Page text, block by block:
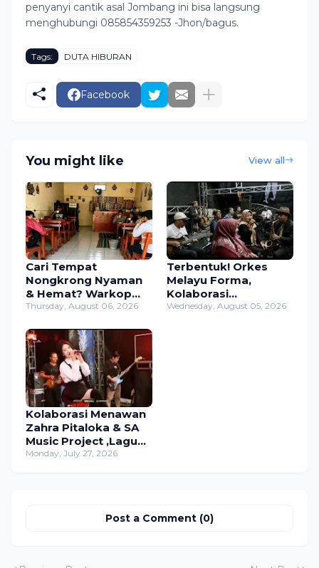
penyanyi cantik asal Jombang ini bisa langsung
menghubungi 085854359253 -Jhon/bagus.
Tags: DUTA HIBURAN
Facebook
You might like View all
Cari Tempat
Nongkrong Nyaman
& Hemat? Warkop
Mama di Pasar Sasap
Thursday, August 06, 2026
Terbentuk! Orkes
Melayu Forma,
Kolaborasi
Legendaris Musisi
Wednesday, August 05, 2026
Kolaborasi Menawan
Zahra Pitaloka & SA
Music Project ,Lagu
"Aduhai"Tembus
Monday, July 27, 2026
Post a Comment (0)